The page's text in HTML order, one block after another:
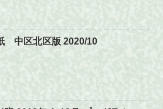
中区北区版 2020/10